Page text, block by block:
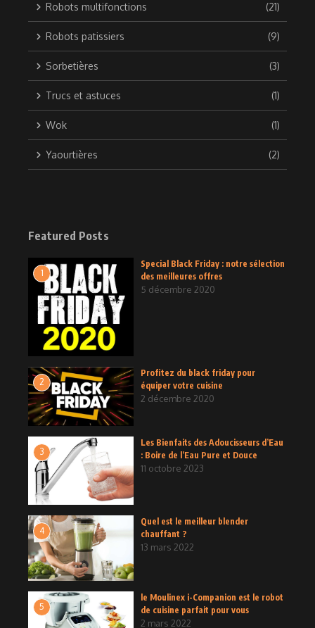
Robots multifonctions (21)
Robots patissiers (9)
Sorbetières (3)
Trucs et astuces (1)
Wok (1)
Yaourtières (2)
Featured Posts
1
Special Black Friday : notre sélection
des meilleures offres
5 décembre 2020
2
Profitez du black friday pour
équiper votre cuisine
2 décembre 2020
3
Les Bienfaits des Adoucisseurs d’Eau
: Boire de l’Eau Pure et Douce
11 octobre 2023
4
Quel est le meilleur blender
chauffant ?
13 mars 2022
5
le Moulinex i-Companion est le robot
de cuisine parfait pour vous
2 mars 2022